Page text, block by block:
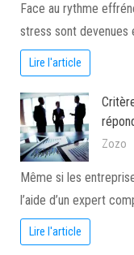
Face au rythme
stress sont devenues
Lire l'article
Zozo
Même si les
l’aide d’un expert
Lire l'article